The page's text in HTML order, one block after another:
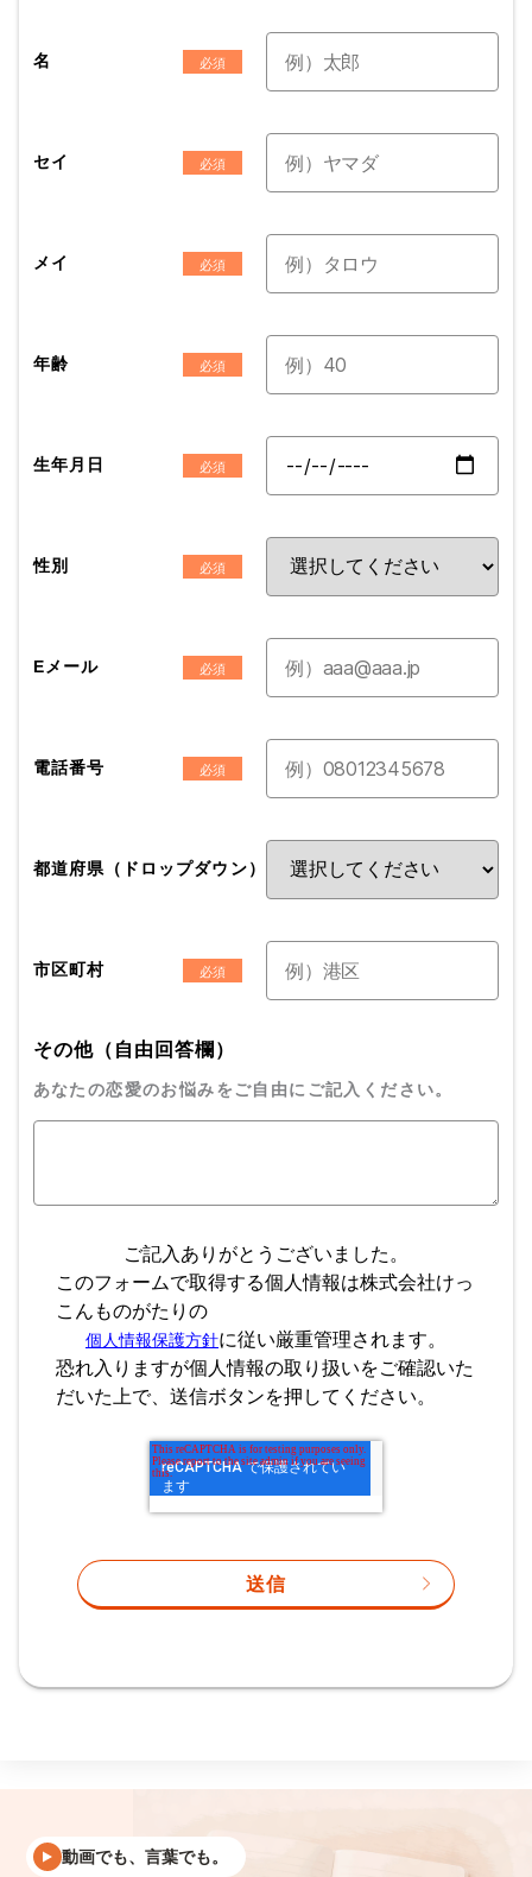
名
セイ
メイ
年齢
生年月日
性別
Eメール
電話番号
都道府県（ドロップダウン）
市区町村
その他（自由回答欄）
あなたの恋愛のお悩みをご自由にご記入ください。
ご記入ありがとうございました。
このフォームで取得する個人情報は株式会社けっ
こんものがたりの
個人情報保護方針に従い厳重管理されます。
恐れ入りますが個人情報の取り扱いをご確認いた
だいた上で、送信ボタンを押してください。
動画でも、言葉でも。